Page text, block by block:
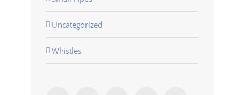
Uncategorized
Whistles